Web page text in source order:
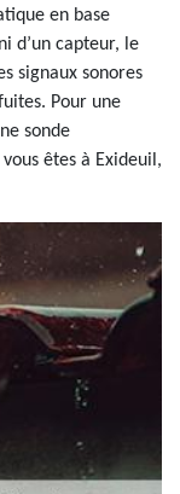
en base
d’un capteur, le
signaux sonores
Pour une
sonde
êtes à Exideuil,